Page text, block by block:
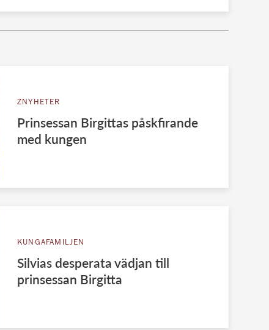
ZNYHETER
Prinsessan Birgittas påskfirande
med kungen
KUNGAFAMILJEN
Silvias desperata vädjan till
prinsessan Birgitta